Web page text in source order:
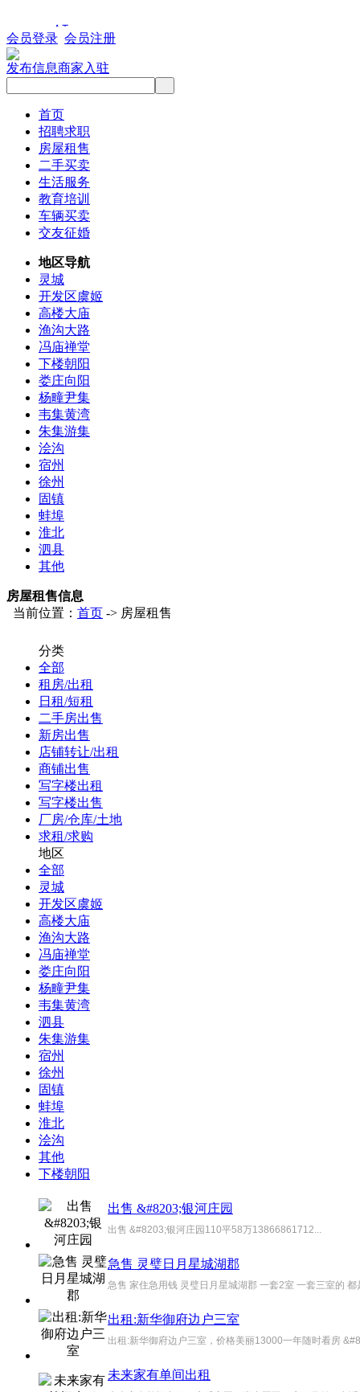
会员登录 会员注册
发布信息商家入驻
首页
招聘求职
房屋租售
二手买卖
生活服务
教育培训
车辆买卖
交友征婚
地区导航
灵城
开发区虞姬
高楼大庙
渔沟大路
冯庙禅堂
下楼朝阳
娄庄向阳
杨疃尹集
韦集黄湾
朱集游集
浍沟
宿州
徐州
固镇
蚌埠
淮北
泗县
其他
房屋租售信息
当前位置： 首页 -> 房屋租售
分类
全部
租房/出租
日租/短租
二手房出售
新房出售
店铺转让/出租
商铺出售
写字楼出租
写字楼出售
厂房/仓库/土地
求租/求购
地区
全部
灵城
开发区虞姬
高楼大庙
渔沟大路
冯庙禅堂
娄庄向阳
杨疃尹集
韦集黄湾
泗县
朱集游集
宿州
徐州
固镇
蚌埠
淮北
浍沟
其他
下楼朝阳
出售 &#8203;银河庄园
出售 &#8203;银河庄园110平58万13866861712...
急售 灵璧日月星城湖郡
急售 家住急用钱 灵璧日月星城湖郡 一套2室 一套三室的
出租:新华御府边户三室
出租:新华御府边户三室，价格美丽13000一年随时看房
未来家有单间出租